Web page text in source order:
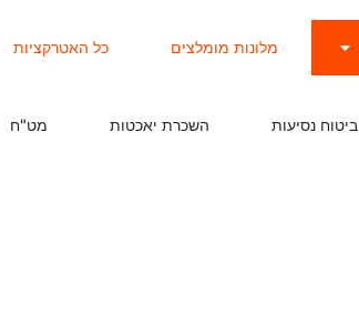
מלונות מומלצים כל האטרקציות
ביטוח נסיעות השכרת יאכטות מט"ח